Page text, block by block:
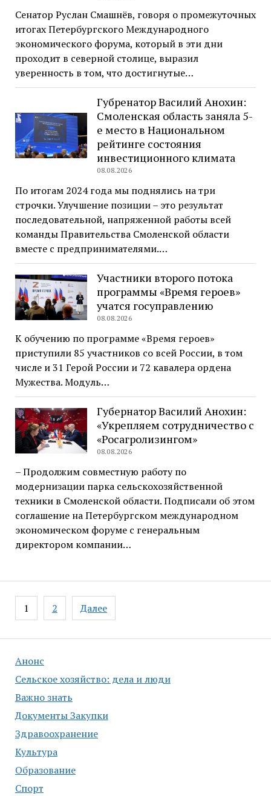
Анонс
Сельское хозяйство: дела и люди
Важно знать
Документы Закупки
Здравоохранение
Культура
Образование
Спорт
Сенатор Руслан Смашнёв, говоря о промежуточных
итогах Петербургского Международного
экономического форума, который в эти дни
проходит в северной столице, выразил
уверенность в том, что достигнутые…
Губренатор Василий Анохин:
Смоленская область заняла 5-
е место в Национальном
рейтинге состояния
инвестиционного климата
08.08.2026
По итогам 2024 года мы поднялись на три
строчки. Улучшение позиции – это результат
последовательной, напряженной работы всей
команды Правительства Смоленской области
вместе с предпринимателями.…
Участники второго потока
программы «Время героев»
учатся госуправлению
08.08.2026
К обучению по программе «Время героев»
приступили 85 участников со всей России, в том
числе и 31 Герой России и 72 кавалера ордена
Мужества. Модуль…
Губернатор Василий Анохин:
«Укрепляем сотрудничество с
«Росагролизингом»
08.08.2026
– Продолжим совместную работу по
модернизации парка сельскохозяйственной
техники в Смоленской области. Подписали об этом
соглашение на Петербургском международном
экономическом форуме с генеральным
директором компании…
Навигация
по
1 2 Далее